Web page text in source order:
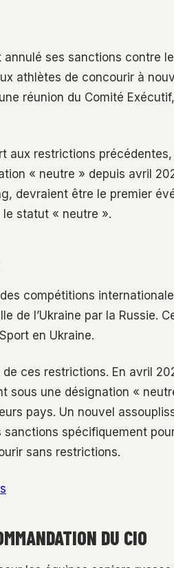
annulé ses sanctions contre
athlètes de concourir à
réunion du Comité
aux restrictions
« neutre » depuis avril
devraient être le premier
statut « neutre ».
compétitions
de l’Ukraine par la Russie.
en Ukraine.
ces restrictions. En avril
sous une désignation «
pays. Un nouvel
spécifiquement
sans restrictions.
DU CIO